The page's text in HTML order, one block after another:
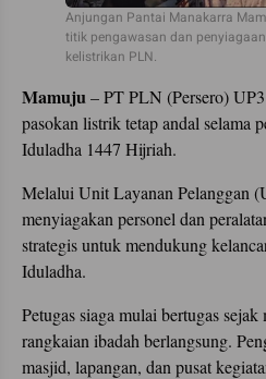
Anjungan Pantai Manakarra
titik pengawasan dan
kelistrikan PLN.
Mamuju– PT PLN (Persero)
pasokan listrik tetap andal selama
Iduladha 1447 Hijriah.
Melalui Unit Layanan Pelanggan
menyiagakan personel dan
strategis untuk mendukung
Iduladha.
Petugas siaga mulai bertugas
rangkaian ibadah berlangsung.
masjid, lapangan, dan pusat